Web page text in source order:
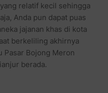
relatif kecil sehingga
Anda pun dapat puas
jajanan khas di kota
berkeliling akhirnya
Pasar Bojong Meron
berada.